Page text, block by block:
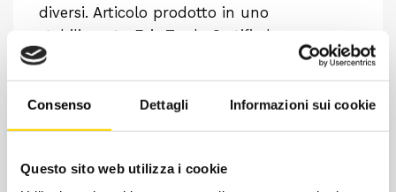
Consenso Dettagli Informazioni sui cookie
Questo sito web utilizza i cookie
diversi. Articolo prodotto in uno
stabilimento Fair Trade Certified™.